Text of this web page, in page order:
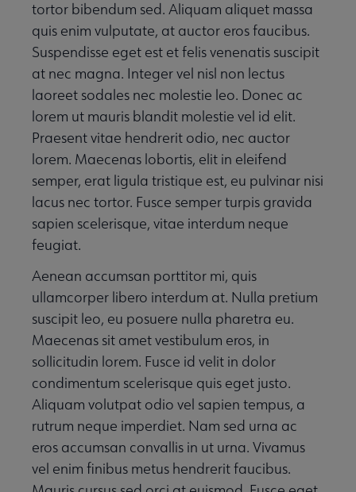
tortor bibendum sed. Aliquam aliquet massa
quis enim vulputate, at auctor eros faucibus.
Suspendisse eget est et felis venenatis suscipit
at nec magna. Integer vel nisl non lectus
laoreet sodales nec molestie leo. Donec ac
lorem ut mauris blandit molestie vel id elit.
Praesent vitae hendrerit odio, nec auctor
lorem. Maecenas lobortis, elit in eleifend
semper, erat ligula tristique est, eu pulvinar nisi
lacus nec tortor. Fusce semper turpis gravida
sapien scelerisque, vitae interdum neque
feugiat.
Aenean accumsan porttitor mi, quis
ullamcorper libero interdum at. Nulla pretium
suscipit leo, eu posuere nulla pharetra eu.
Maecenas sit amet vestibulum eros, in
sollicitudin lorem. Fusce id velit in dolor
condimentum scelerisque quis eget justo.
Aliquam volutpat odio vel sapien tempus, a
rutrum neque imperdiet. Nam sed urna ac
eros accumsan convallis in ut urna. Vivamus
vel enim finibus metus hendrerit faucibus.